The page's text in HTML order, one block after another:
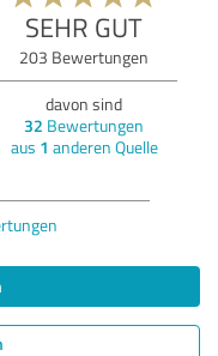
SEHR GUT
203 Bewertungen
davon sind
32 Bewertungen
aus 1 anderen Quelle